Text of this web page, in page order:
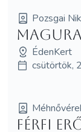
Pozsgai
ÉdenKert
csütörtök,
Férfi